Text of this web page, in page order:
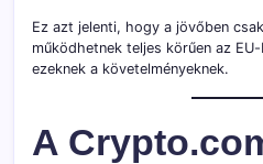
Ez azt jelenti, hogy a jövőben
működhetnek teljes körűen az
ezeknek a követelményeknek.
A